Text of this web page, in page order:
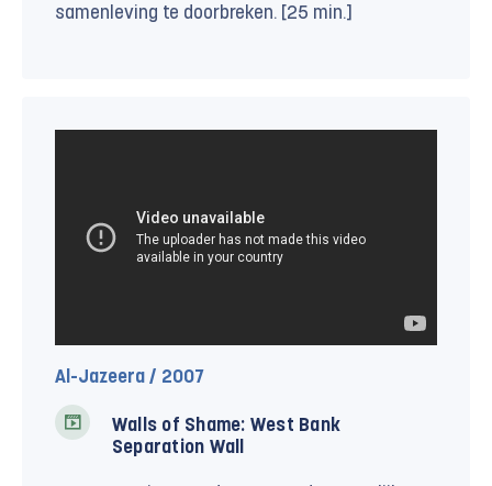
samenleving te doorbreken. [25 min.]
Al-Jazeera / 2007
Walls of Shame: West Bank
Separation Wall